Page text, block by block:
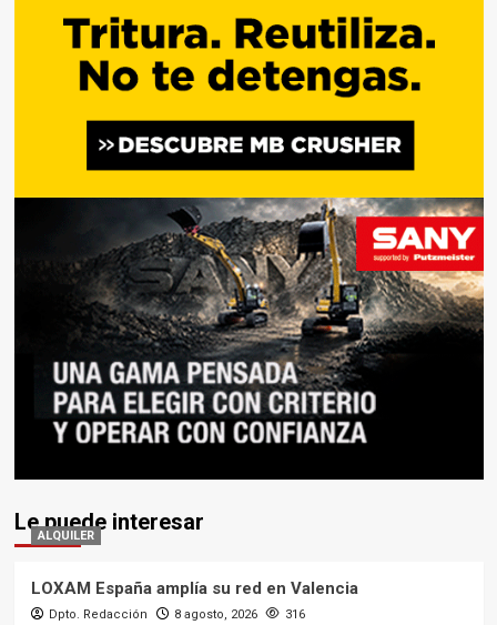
Le puede interesar
ALQUILER
LOXAM España amplía su red en Valencia
Dpto. Redacción 8 agosto, 2026 316